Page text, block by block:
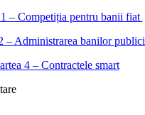
1 – Competiția pentru banii fiat
– Administrarea banilor publici
4 – Contractele smart